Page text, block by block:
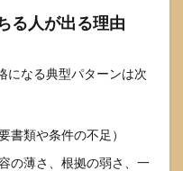
る人が出る理由
になる典型パターンは次
書類や条件の不足）
の薄さ、根拠の弱さ、一